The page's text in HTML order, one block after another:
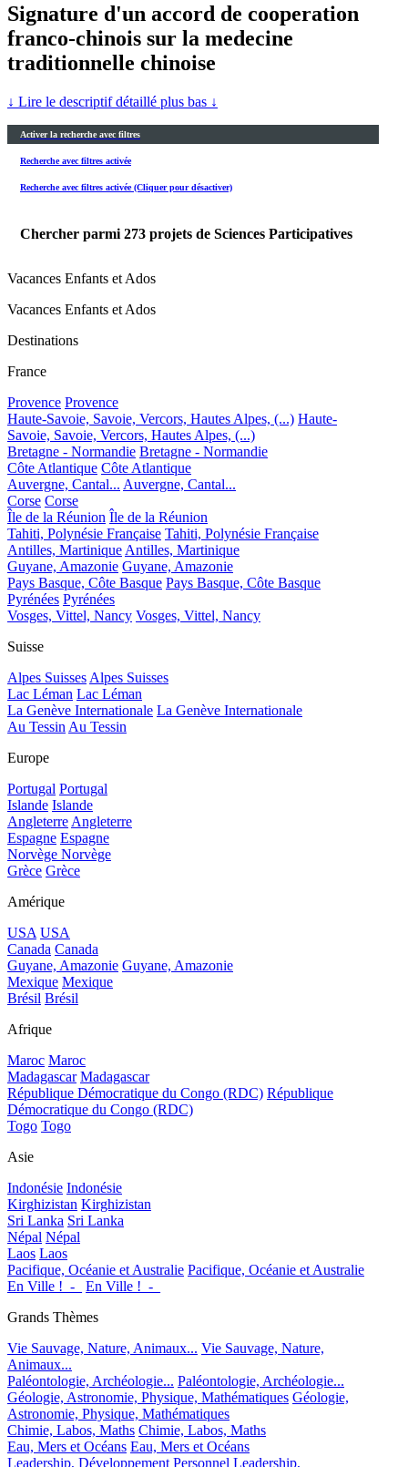
Signature d'un accord de cooperation
franco-chinois sur la medecine
traditionnelle chinoise
↓ Lire le descriptif détaillé plus bas ↓
Activer la recherche avec filtres
Recherche avec filtres activée
Recherche avec filtres activée (Cliquer pour désactiver)
Chercher parmi 273 projets de Sciences Participatives
Vacances Enfants et Ados
Vacances Enfants et Ados
Destinations
France
Provence Provence
Haute-Savoie, Savoie, Vercors, Hautes Alpes, (...) Haute-
Savoie, Savoie, Vercors, Hautes Alpes, (...)
Bretagne - Normandie Bretagne - Normandie
Côte Atlantique Côte Atlantique
Auvergne, Cantal... Auvergne, Cantal...
Corse Corse
Île de la Réunion Île de la Réunion
Tahiti, Polynésie Française Tahiti, Polynésie Française
Antilles, Martinique Antilles, Martinique
Guyane, Amazonie Guyane, Amazonie
Pays Basque, Côte Basque Pays Basque, Côte Basque
Pyrénées Pyrénées
Vosges, Vittel, Nancy Vosges, Vittel, Nancy
Suisse
Alpes Suisses Alpes Suisses
Lac Léman Lac Léman
La Genève Internationale La Genève Internationale
Au Tessin Au Tessin
Europe
Portugal Portugal
Islande Islande
Angleterre Angleterre
Espagne Espagne
Norvège Norvège
Grèce Grèce
Amérique
USA USA
Canada Canada
Guyane, Amazonie Guyane, Amazonie
Mexique Mexique
Brésil Brésil
Afrique
Maroc Maroc
Madagascar Madagascar
République Démocratique du Congo (RDC) République
Démocratique du Congo (RDC)
Togo Togo
Asie
Indonésie Indonésie
Kirghizistan Kirghizistan
Sri Lanka Sri Lanka
Népal Népal
Laos Laos
Pacifique, Océanie et Australie Pacifique, Océanie et Australie
En Ville !_-_
En Ville !_-_
Grands Thèmes
Vie Sauvage, Nature, Animaux... Vie Sauvage, Nature,
Animaux...
Paléontologie, Archéologie... Paléontologie, Archéologie...
Géologie, Astronomie, Physique, Mathématiques Géologie,
Astronomie, Physique, Mathématiques
Chimie, Labos, Maths Chimie, Labos, Maths
Eau, Mers et Océans Eau, Mers et Océans
Leadership, Développement Personnel Leadership,